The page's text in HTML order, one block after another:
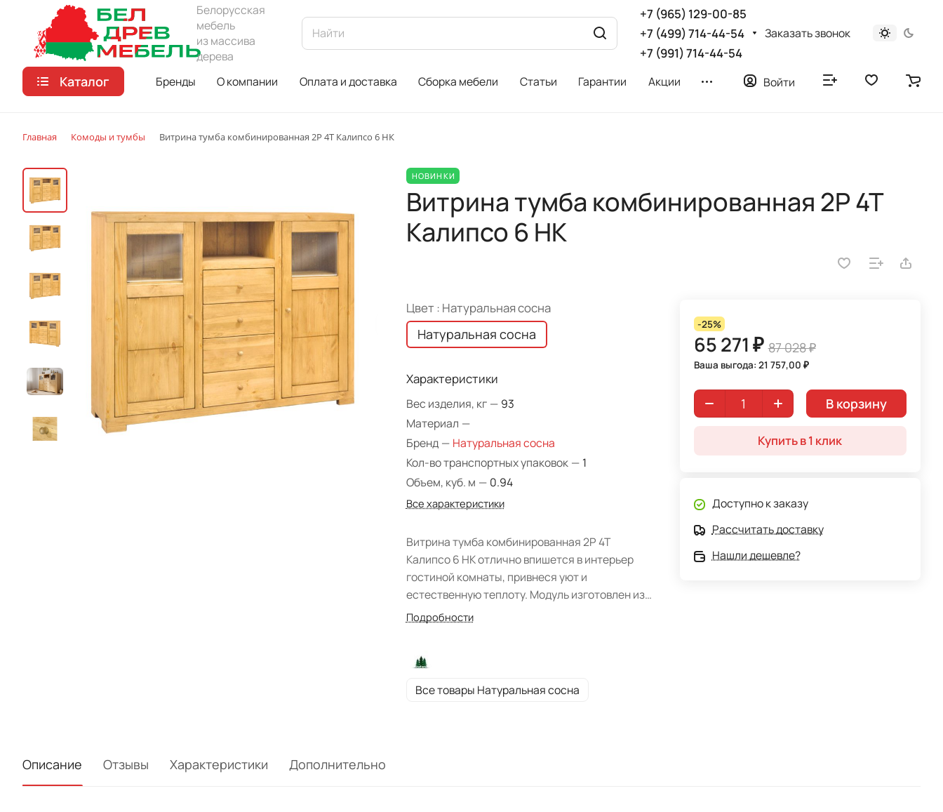
Белорусская
мебель
из массива
дерева
+7 (965) 129-00-85
+7 (499) 714-44-54
+7 (991) 714-44-54
Заказать звонок
Каталог Бренды О компании Оплата и доставка Сборка мебели Статьи Гарантии Акции Войти
Главная Комоды и тумбы Витрина тумба комбинированная 2Р 4Т Калипсо 6 НК
НОВИНКИ
Витрина тумба комбинированная 2Р 4Т
Калипсо 6 НК
Цвет : Натуральная сосна
Натуральная сосна
Характеристики
Вес изделия, кг — 93
Материал —
Бренд — Натуральная сосна
Кол-во транспортных упаковок — 1
Объем, куб. м — 0.94
Все характеристики
Витрина тумба комбинированная 2Р 4Т
Калипсо 6 НК отлично впишется в интерьер
гостиной комнаты, привнеся уют и
естественную теплоту. Модуль изготовлен из
натурального массива сосны. Натуральный
просматривается. Поверхность мебели
обработана защитным покрытием, что
значительно продлит срок службы изделия.
Подробности
Все товары Натуральная сосна
-25%
65 271 ₽ 87 028 ₽
Ваша выгода: 21 757,00 ₽
В корзину
Купить в 1 клик
Доступно к заказу
Рассчитать доставку
Нашли дешевле?
Описание Отзывы Характеристики Дополнительно